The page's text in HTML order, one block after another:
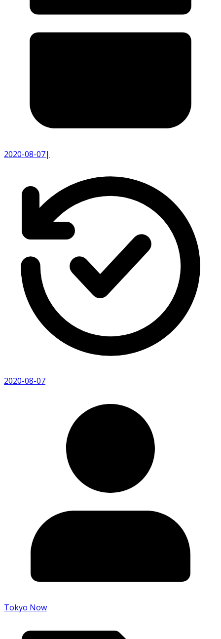
2020-08-07|
2020-08-07
Tokyo Now